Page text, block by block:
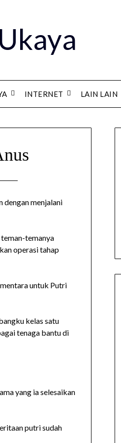
INTERNET LAIN LAIN
dengan menjalani
temanya
operasi tahap
untuk Putri
kelas satu
tenaga bantu di
yang ia selesaikan
putri sudah